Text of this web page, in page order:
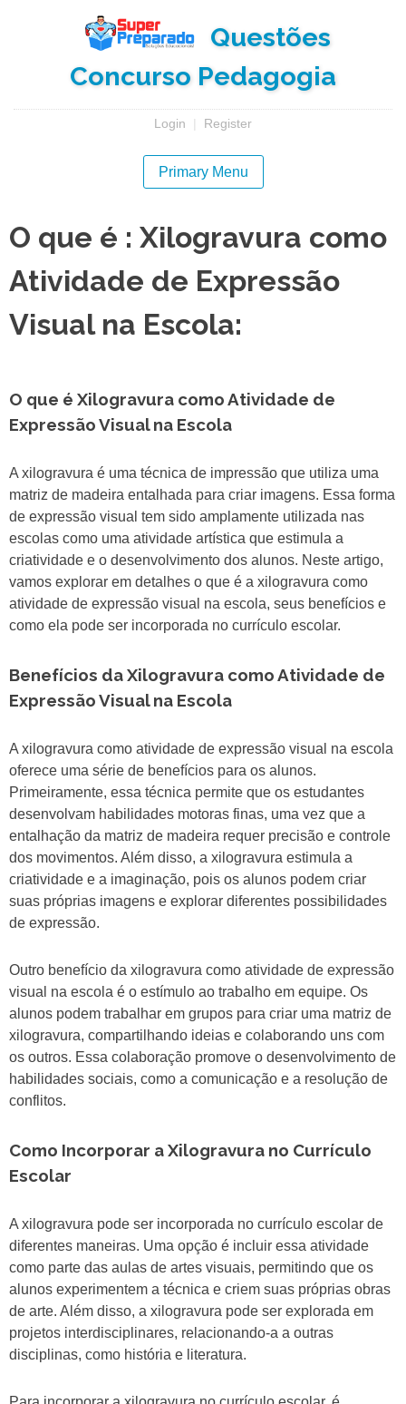
Questões
Concurso Pedagogia
Login | Register
Primary Menu
O que é : Xilogravura como
Atividade de Expressão
Visual na Escola:
O que é Xilogravura como Atividade de
Expressão Visual na Escola
A xilogravura é uma técnica de impressão que utiliza uma
matriz de madeira entalhada para criar imagens. Essa forma
de expressão visual tem sido amplamente utilizada nas
escolas como uma atividade artística que estimula a
criatividade e o desenvolvimento dos alunos. Neste artigo,
vamos explorar em detalhes o que é a xilogravura como
atividade de expressão visual na escola, seus benefícios e
como ela pode ser incorporada no currículo escolar.
Benefícios da Xilogravura como Atividade de
Expressão Visual na Escola
A xilogravura como atividade de expressão visual na escola
oferece uma série de benefícios para os alunos.
Primeiramente, essa técnica permite que os estudantes
desenvolvam habilidades motoras finas, uma vez que a
entalhação da matriz de madeira requer precisão e controle
dos movimentos. Além disso, a xilogravura estimula a
criatividade e a imaginação, pois os alunos podem criar
suas próprias imagens e explorar diferentes possibilidades
de expressão.
Outro benefício da xilogravura como atividade de expressão
visual na escola é o estímulo ao trabalho em equipe. Os
alunos podem trabalhar em grupos para criar uma matriz de
xilogravura, compartilhando ideias e colaborando uns com
os outros. Essa colaboração promove o desenvolvimento de
habilidades sociais, como a comunicação e a resolução de
conflitos.
Como Incorporar a Xilogravura no Currículo
Escolar
A xilogravura pode ser incorporada no currículo escolar de
diferentes maneiras. Uma opção é incluir essa atividade
como parte das aulas de artes visuais, permitindo que os
alunos experimentem a técnica e criem suas próprias obras
de arte. Além disso, a xilogravura pode ser explorada em
projetos interdisciplinares, relacionando-a a outras
disciplinas, como história e literatura.